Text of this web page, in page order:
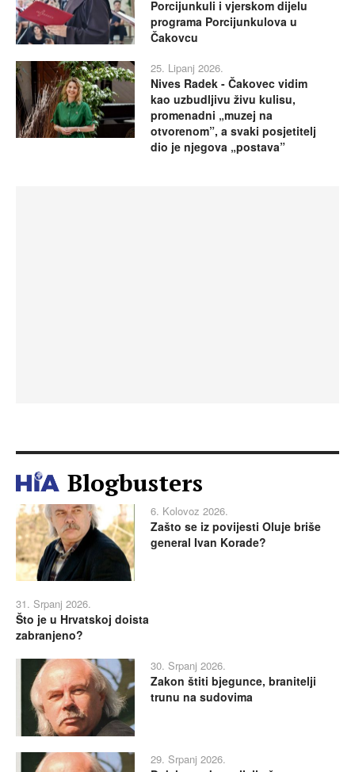
Porcijunkuli i vjerskom dijelu
programa Porcijunkulova u
Čakovcu
25. Lipanj 2026.
Nives Radek - Čakovec vidim
kao uzbudljivu živu kulisu,
promenadni „muzej na
otvorenom”, a svaki posjetitelj
dio je njegova „postava”
Blogbusters
6. Kolovoz 2026.
Zašto se iz povijesti Oluje briše
general Ivan Korade?
31. Srpanj 2026.
Što je u Hrvatskoj doista
zabranjeno?
30. Srpanj 2026.
Zakon štiti bjegunce, branitelji
trunu na sudovima
29. Srpanj 2026.